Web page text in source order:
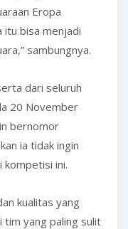
Eropa
itu bisa menjadi
sambungnya.
dari seluruh
20 November
bernomor
ia tidak ingin
ini.
kualitas yang
tim yang paling sulit